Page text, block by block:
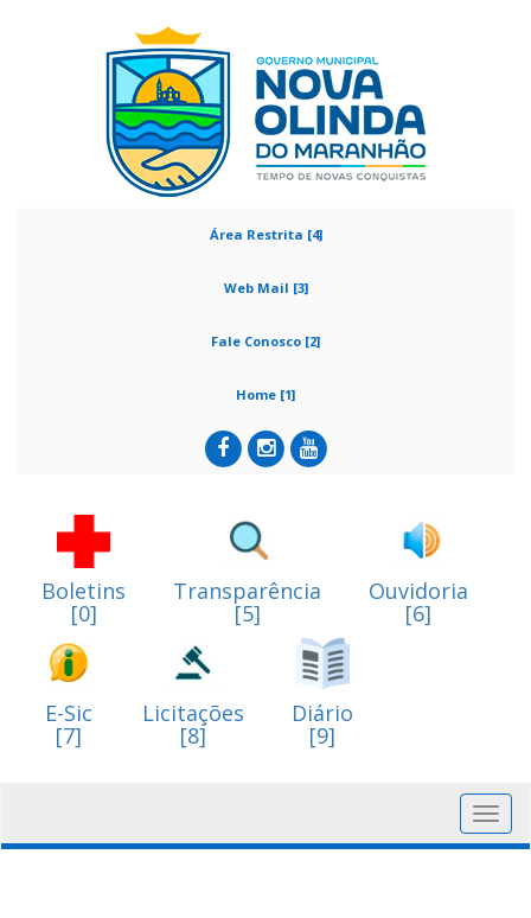
Área Restrita [4]
Web Mail [3]
Fale Conosco [2]
Home [1]
Boletins
[0]
Transparência
[5]
Ouvidoria
[6]
E-Sic
[7]
Licitações
[8]
Diário
[9]